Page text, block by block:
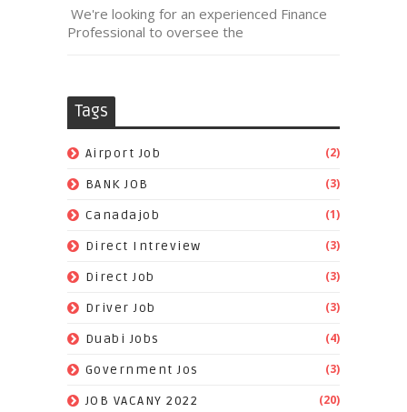
We're looking for an experienced Finance
Professional to oversee the
Tags
Airport Job (2)
BANK JOB (3)
Canadajob (1)
Direct Intreview (3)
Direct Job (3)
Driver Job (3)
Duabi Jobs (4)
Government Jos (3)
JOB VACANY 2022 (20)